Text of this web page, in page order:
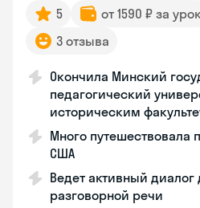
5 от 1590 ₽ за
3 отзыва
Окончила Минский
педагогический
историческим
Много путешествовала
США
Ведет активный диалог
разговорной речи